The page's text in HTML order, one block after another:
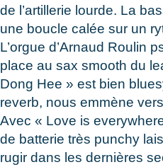
de l’artillerie lourde. La
une boucle calée sur un
L’orgue d’Arnaud Roulin
place au sax smooth du
Dong Hee » est bien
reverb, nous emmène
Avec « Love is
de batterie très punchy
rugir dans les dernières